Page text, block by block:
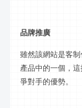
品牌推廣
雖然該網站是客制
產品中的一個，
爭對手的優勢。